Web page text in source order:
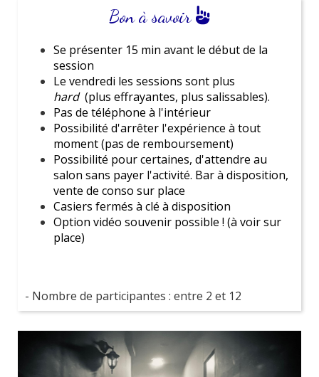
Tu as des questions ou besoin d'aide pour faire ton
Nous sommes passionnés par l'organisation d'
nous serons ravis de partager notre expérience pour
t'aider à organiser un événement exceptionnel
et Ile de France
✔️ Une future mariée qui adore les sensations
fortes
✔️ Un groupe soudé, prêt à se serrer très fort la
❌ À éviter si la mariée déteste les frayeurs (ou fait
des bonds de 2 mètres à chaque bruit 👀)
Une activité intense, mémorable… et clairement
pas pour les âmes sensibles. Osera-t-on y entrer ?
Bon à savoir
Se présenter 15 min avant le début de la
session
Le vendredi les sessions sont plus
hard (plus effrayantes, plus salissables).
Pas de téléphone à l'intérieur
Possibilité d'arrêter l'expérience à tout
moment (pas de remboursement)
Possibilité pour certaines, d'attendre au
salon sans payer l'activité. Bar à disposition,
vente de conso sur place
Casiers fermés à clé à disposition
Option vidéo souvenir possible ! (à voir sur
place)
- Nombre de participantes : entre 2 et 12